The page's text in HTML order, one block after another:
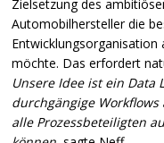
Zielsetzung des
Automobilhersteller die
Entwicklungsorganisation
möchte. Das erfordert
Unsere Idee ist ein Data
durchgängige
alle Prozessbeteiligten